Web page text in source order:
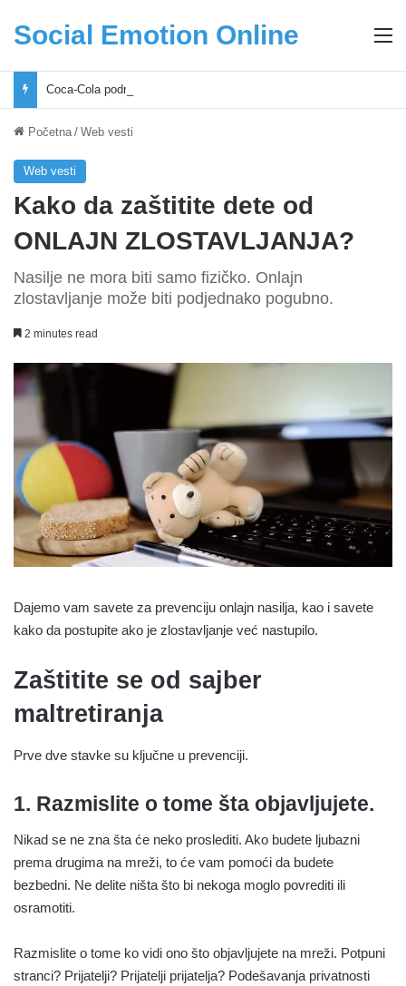
Social Emotion Online
Početna / Web vesti
Web vesti
Kako da zaštitite dete od
ONLAJN ZLOSTAVLJANJA?
Nasilje ne mora biti samo fizičko. Onlajn
zlostavljanje može biti podjednako pogubno.
2 minutes read
Dajemo vam savete za prevenciju onlajn nasilja, kao i savete
kako da postupite ako je zlostavljanje već nastupilo.
Zaštitite se od sajber
maltretiranja
Prve dve stavke su ključne u prevenciji.
1. Razmislite o tome šta objavljujete.
Nikad se ne zna šta će neko proslediti. Ako budete ljubazni
prema drugima na mreži, to će vam pomoći da budete
bezbedni. Ne delite ništa što bi nekoga moglo povrediti ili
osramotiti.
Razmislite o tome ko vidi ono što objavljujete na mreži. Potpuni
stranci? Prijatelji? Prijatelji prijatelja? Podešavanja privatnosti